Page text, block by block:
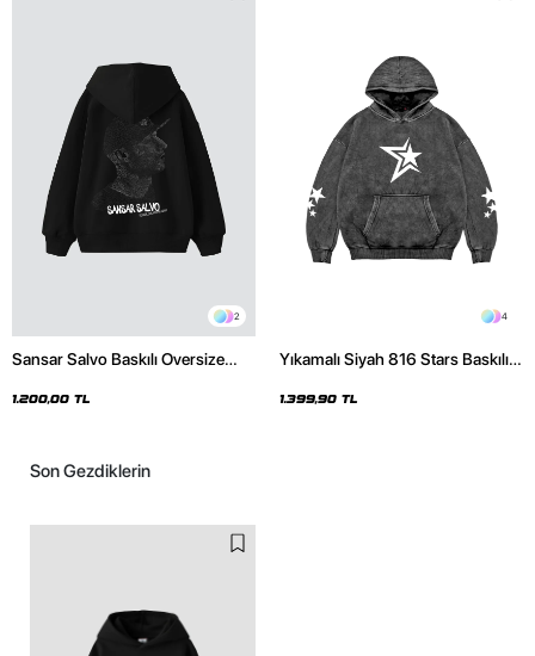
2
Sansar Salvo Baskılı Oversize
1.200,00 TL
4
Yıkamalı Siyah 816 Stars Baskılı
1.399,90 TL
Son Gezdiklerin